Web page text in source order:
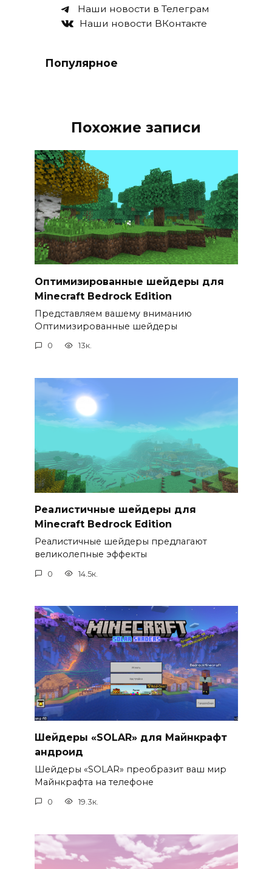
Наши новости в Телеграм
Наши новости ВКонтакте
Популярное
Похожие записи
Оптимизированные шейдеры для
Minecraft Bedrock Edition
Представляем вашему вниманию
Оптимизированные шейдеры
0 13к.
Реалистичные шейдеры для
Minecraft Bedrock Edition
Реалистичные шейдеры предлагают
великолепные эффекты
0 14.5к.
Шейдеры «SOLAR» для Майнкрафт
андроид
Шейдеры «SOLAR» преобразит ваш мир
Майнкрафта на телефоне
0 19.3к.